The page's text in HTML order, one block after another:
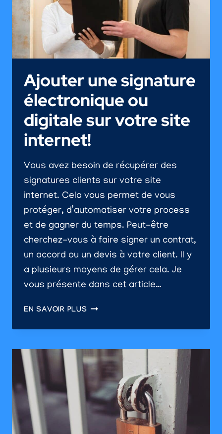
PERFORMANCES
DE
VOTRE
SITE?
Ajouter une signature
électronique ou
digitale sur votre site
internet!
Vous avez besoin de récupérer des
signatures clients sur votre site
internet. Cela vous permet de vous
protéger, d’automatiser votre process
et de gagner du temps. Peut-être
cherchez-vous à faire signer un contrat,
un accord ou un devis à votre client. Il y
a plusieurs moyens de gérer cela. Je
vous présente dans cet article…
EN SAVOIR PLUSAJOUTER
SIGNATURE
OU
DIGITALE
SUR
VOTRE
SITE
INTERNET!